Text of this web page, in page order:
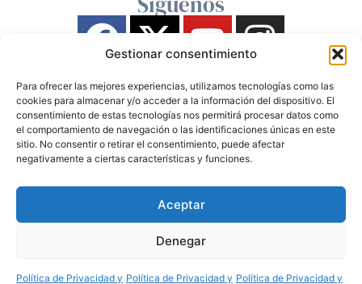
Gestionar consentimiento
Para ofrecer las mejores experiencias, utilizamos tecnologías como las
cookies para almacenar y/o acceder a la información del dispositivo. El
consentimiento de estas tecnologías nos permitirá procesar datos como
el comportamiento de navegación o las identificaciones únicas en este
sitio. No consentir o retirar el consentimiento, puede afectar
negativamente a ciertas características y funciones.
Aceptar
Denegar
Política de Privacidad y Política de Privacidad y Política de Privacidad y